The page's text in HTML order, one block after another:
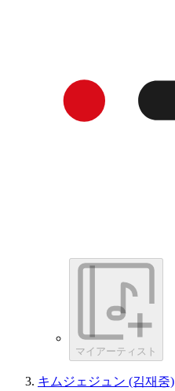
マイアーティスト
キムジェジュン (김재중)